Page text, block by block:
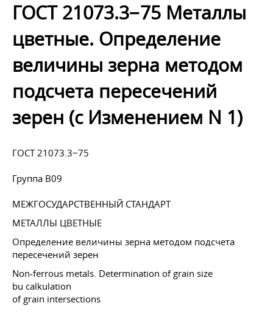
ГОСТ 21073.3−75 Металлы
цветные. Определение
величины зерна методом
подсчета пересечений
зерен (с Изменением N 1)
ГОСТ 21073.3−75
Группа В09
МЕЖГОСУДАРСТВЕННЫЙ СТАНДАРТ
МЕТАЛЛЫ ЦВЕТНЫЕ
Определение величины зерна методом подсчета
пересечений зерен
Non-ferrous metals. Determination of grain size
bu calkulation
of grain intersections